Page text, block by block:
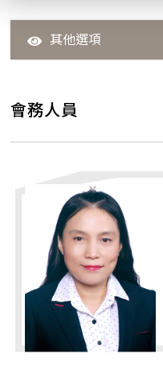
友站連結
其他選項
公會沿革
會務人員
會務工作分組表
友站連結
鞋展資訊
公會網誌
會務人員